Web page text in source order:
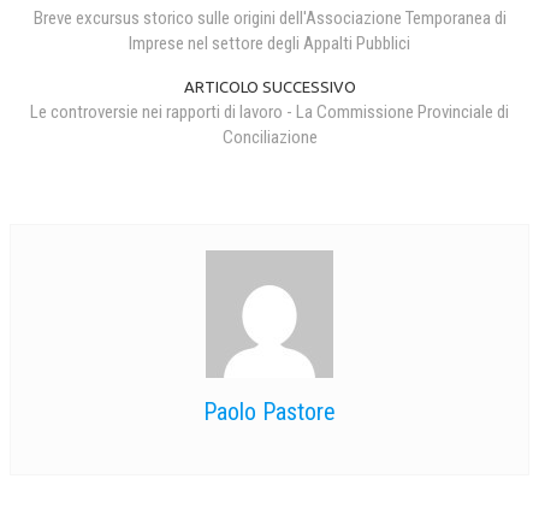
Breve excursus storico sulle origini dell'Associazione Temporanea di
Imprese nel settore degli Appalti Pubblici
ARTICOLO SUCCESSIVO
Le controversie nei rapporti di lavoro - La Commissione Provinciale di
Conciliazione
Paolo Pastore